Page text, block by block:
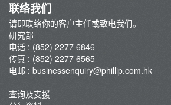
联络我们
请即联络你的客户主任或致电我们。
研究部
电话 : (852) 2277 6846
传真 : (852) 2277 6565
电邮 : businessenquiry@phillip.com.hk
查询及支援